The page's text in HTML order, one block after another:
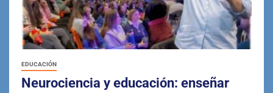
EDUCACIÓN
Neurociencia y educación: enseñar